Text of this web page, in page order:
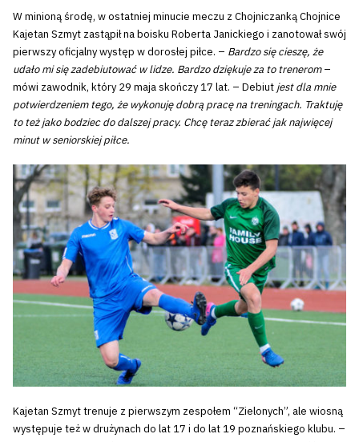
W minioną środę, w ostatniej minucie meczu z Chojniczanką Chojnice
Kajetan Szmyt zastąpił na boisku Roberta Janickiego i zanotował swój
pierwszy oficjalny występ w dorosłej piłce. – Bardzo się cieszę, że
udało mi się zadebiutować w lidze. Bardzo dziękuje za to trenerom–
mówi zawodnik, który 29 maja skończy 17 lat. – Debiut jest dla mnie
potwierdzeniem tego, że wykonuję dobrą pracę na treningach. Traktuję
to też jako bodziec do dalszej pracy. Chcę teraz zbierać jak najwięcej
minut w seniorskiej piłce.
Kajetan Szmyt trenuje z pierwszym zespołem “Zielonych”, ale wiosną
występuje też w drużynach do lat 17 i do lat 19 poznańskiego klubu. –